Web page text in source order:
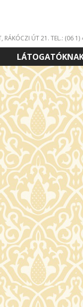
RÁKÓCZI ÚT 21. TEL.: (06